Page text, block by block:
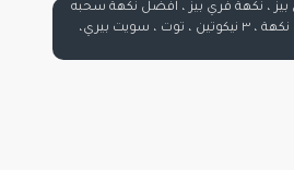
، نكهة فري بيز ، افضل نكهة سحبه
شيشة الاكترونيه ، افضل نكهة ، ٣ نيكوتين ، توت ، سويت بيري،